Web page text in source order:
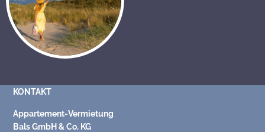
KONTAKT
Appartement-Vermietung
Bals GmbH & Co. KG